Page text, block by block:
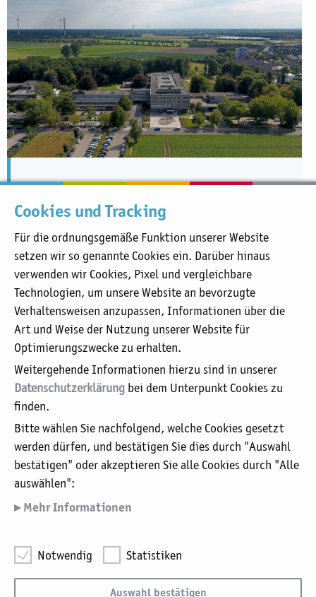
Wilhelm-Anton-Hospital
Sie befinden sich hier:
Katholisches Karl-Leisner-Klinikum
aktuell:
Institut und Praxis für Nuklearmedizin
Unser Leitbild
Organigramm
Aufsichtsrat / Kuratorium
Geschäftsführung / Verwaltung
Beauftrager für Medizinproduktesicherheit
Datenschutzerklärung
Grundsatzerklärung nach §6 Abs. 2
Krankenhauszukunftsgesetz: EU-Förderung für
Katholische Karl-Leisner-Trägergesellschaft mbH ·
Albersallee 5-7 · 47533 Kleve ·
Cookies und Tracking
Für die ordnungsgemäße Funktion unserer Website
setzen wir so genannte Cookies ein. Darüber hinaus
verwenden wir Cookies, Pixel und vergleichbare
Technologien, um unsere Website an bevorzugte
Verhaltensweisen anzupassen, Informationen über die
Art und Weise der Nutzung unserer Website für
Optimierungszwecke zu erhalten.
Weitergehende Informationen hierzu sind in unserer
Datenschutzerklärung bei dem Unterpunkt Cookies zu
finden.
Bitte wählen Sie nachfolgend, welche Cookies gesetzt
werden dürfen, und bestätigen Sie dies durch "Auswahl
bestätigen" oder akzeptieren Sie alle Cookies durch "Alle
auswählen":
Mehr Informationen
Hierbei handelt es sich um Cookies, die für die
Grundfunktionen unserer Website notwendig sind,
Notwendig Statistiken
Auswahl bestätigen